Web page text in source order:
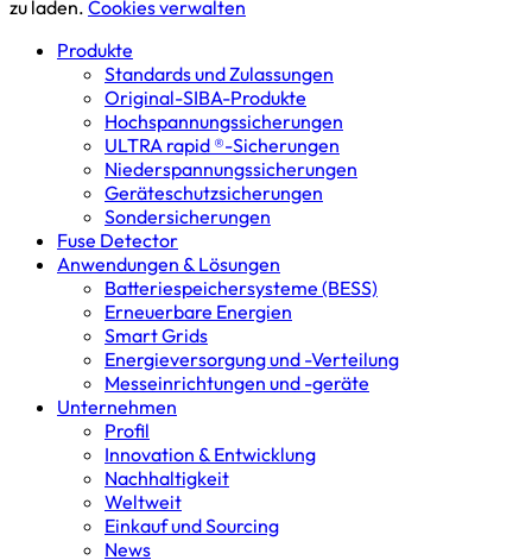
zu laden. Cookies verwalten
Produkte
Standards und Zulassungen
Original-SIBA-Produkte
Hochspannungs­sicherungen
ULTRA rapid ®-Sicherungen
Niederspannungs­sicherungen
Geräteschutz­sicherungen
Sondersicherungen
Fuse Detector
Anwendungen & Lösungen
Batterie­speicher­systeme (BESS)
Erneuerbare Energien
Smart Grids
Energieversorgung und -Verteilung
Messeinrichtungen und -geräte
Unternehmen
Profil
Innovation & Entwicklung
Nachhaltigkeit
Weltweit
Einkauf und Sourcing
News